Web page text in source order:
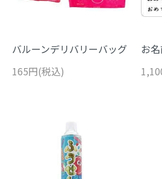
バルーンデリバリーバッグ
165円(税込)
お